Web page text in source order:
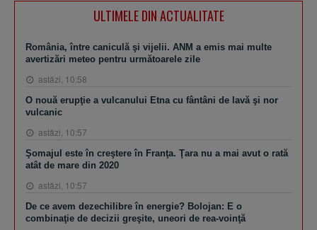
ULTIMELE DIN ACTUALITATE
România, între caniculă şi vijelii. ANM a emis mai multe
avertizări meteo pentru următoarele zile
astăzi, 10:58
O nouă erupţie a vulcanului Etna cu fântâni de lavă şi nor
vulcanic
astăzi, 10:57
Şomajul este în creştere în Franţa. Ţara nu a mai avut o rată
atât de mare din 2020
astăzi, 10:57
De ce avem dezechilibre în energie? Bolojan: E o
combinaţie de decizii greşite, uneori de rea-voinţă